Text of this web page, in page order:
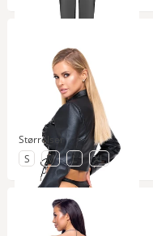
Størrelser
til Størrelse
S til Størrelse
M til Størrelse
L til Størrelse
XL